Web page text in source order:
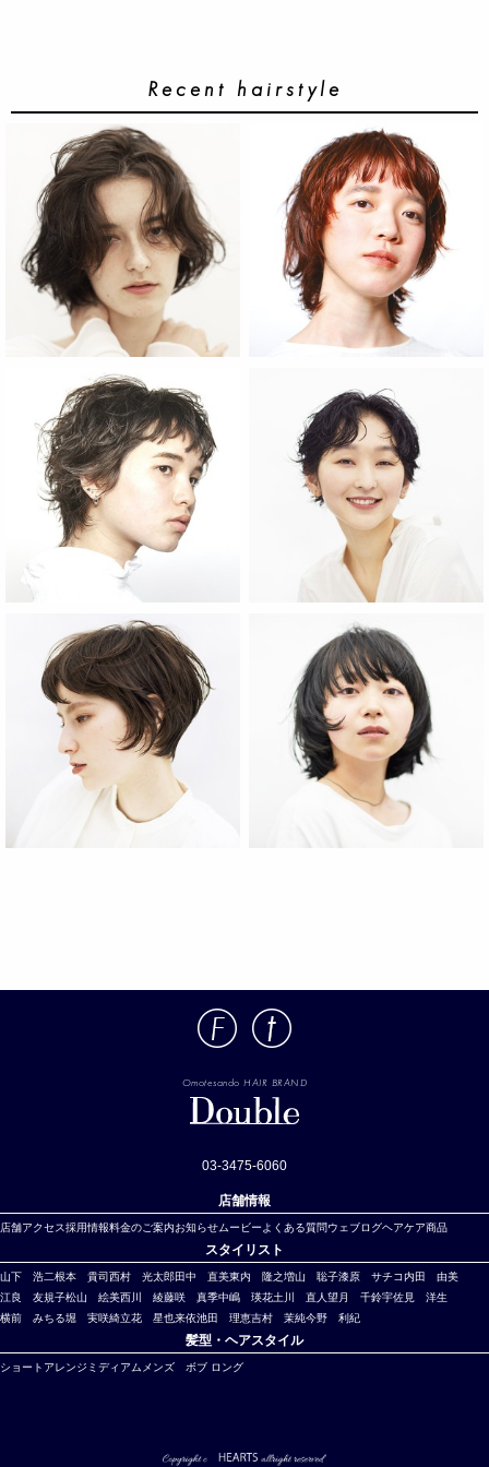
Recent hairstyle
Omotesando HAIR BRAND
03-3475-6060
店舗情報
店舗アクセス採用情報料金のご案内お知らせムービー よくある質問ウェブログヘアケア商品
スタイリスト
山下 浩二根本 貴司西村 光太郎田中 直美東内 隆之増山 聡子漆原 サチコ内田 由美
江良 友規子松山 絵美西川 綾藤咲 真季中嶋 瑛花土川 直人 望月 千鈴宇佐見 洋生
横前 みちる堀 実咲綺立花 星也来依池田 理恵吉村 茉純今野 利紀
髪型・ヘアスタイル
ショート アレンジ ミディアム メンズ ボブ ロング